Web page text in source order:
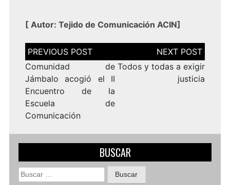
[ Autor: Tejido de Comunicación ACIN]
Navegación
de
entradas
Comunidad de
Jámbalo acogió el II
Encuentro de la
Escuela de
Comunicación
Todos y todas a exigir
justicia
BUSCAR
Buscar: